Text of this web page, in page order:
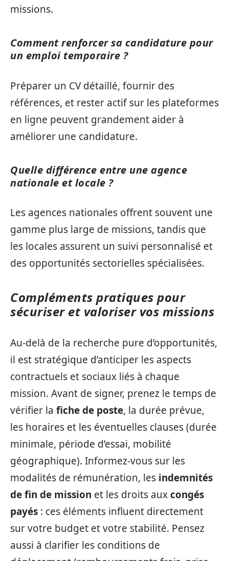
missions.
Comment renforcer sa candidature pour
un emploi temporaire ?
Préparer un CV détaillé, fournir des
références, et rester actif sur les plateformes
en ligne peuvent grandement aider à
améliorer une candidature.
Quelle différence entre une agence
nationale et locale ?
Les agences nationales offrent souvent une
gamme plus large de missions, tandis que
les locales assurent un suivi personnalisé et
des opportunités sectorielles spécialisées.
Compléments pratiques pour
sécuriser et valoriser vos missions
Au-delà de la recherche pure d’opportunités,
il est stratégique d’anticiper les aspects
contractuels et sociaux liés à chaque
mission. Avant de signer, prenez le temps de
vérifier la fiche de poste, la durée prévue,
les horaires et les éventuelles clauses (durée
minimale, période d’essai, mobilité
géographique). Informez-vous sur les
modalités de rémunération, les indemnités
de fin de mission et les droits auxcongés
payés : ces éléments influent directement
sur votre budget et votre stabilité. Pensez
aussi à clarifier les conditions de